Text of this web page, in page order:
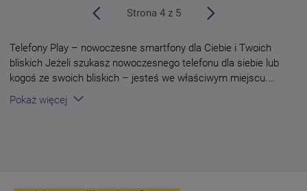
Strona 4 z 5
następna strona
Telefony Play – nowoczesne smartfony dla Ciebie i Twoich
bliskich Jeżeli szukasz nowoczesnego telefonu dla siebie lub
kogoś ze swoich bliskich – jesteś we właściwym miejscu.
Telefony Play to urządzenia, które nie służą tylko do rozmowy
oraz SMS-ów. Idąc z duchem czasu, oferujemy swoim Klientom
Pokaż więcej rozwiń